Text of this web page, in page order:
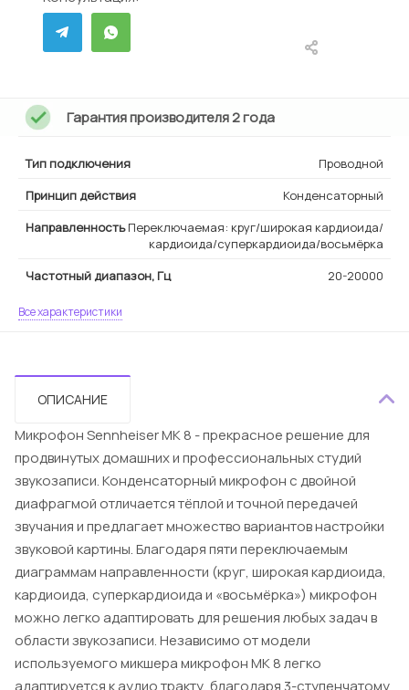
Гарантия производителя 2 года
Тип подключения
Проводной
Принцип действия
Конденсаторный
Направленность Переключаемая: круг/широкая кардиоида/
кардиоида/суперкардиоида/восьмёрка
Частотный диапазон, Гц
20-20000
Все характеристики
ОПИСАНИЕ
Микрофон Sennheiser MK 8 - прекрасное решение для
продвинутых домашних и профессиональных студий
звукозаписи. Конденсаторный микрофон с двойной
диафрагмой отличается тёплой и точной передачей
звучания и предлагает множество вариантов настройки
звуковой картины. Благодаря пяти переключаемым
диаграммам направленности (круг, широкая кардиоида,
кардиоида, суперкардиоида и «восьмёрка») микрофон
можно легко адаптировать для решения любых задач в
области звукозаписи. Независимо от модели
используемого микшера микрофон МК 8 легко
адаптируется к аудио тракту, благодаря 3-ступенчатому